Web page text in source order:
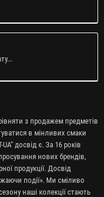
з продажем предметів
в мінливих смаки
досвід є. За 16 років
нових брендів,
продукції. Досвід
події». Ми сміливо
наші колекції стають